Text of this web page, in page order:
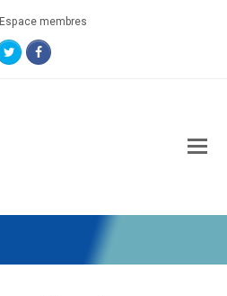
Espace membres
TwitterFacebook